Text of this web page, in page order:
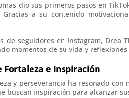
dio sus primeros pasos en
a su contenido
de seguidores en Instagram, Drea
momentos de su vida y
Fortaleza e Inspiración
y perseverancia ha resonado
buscan inspiración para alcanzar